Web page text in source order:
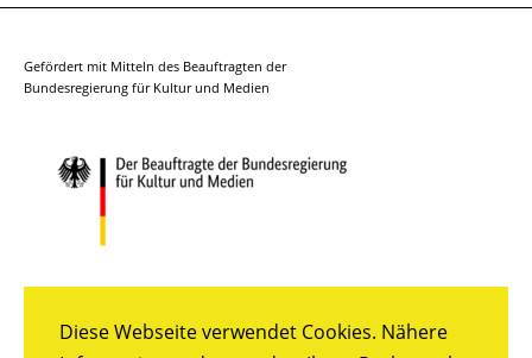
Diese Webseite verwendet Cookies. Nähere
Gefördert mit Mitteln des Beauftragten der
Bundesregierung für Kultur und Medien